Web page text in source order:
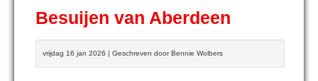
Besuijen van Aberdeen
vrijdag 16 jan 2026 | Geschreven door Bennie Wolbers